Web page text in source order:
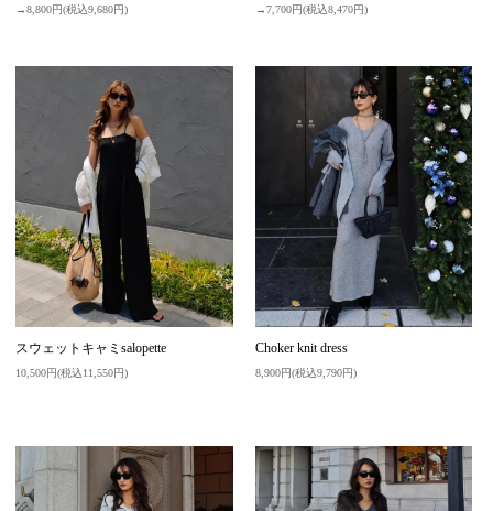
→8,800円(税込9,680円)
→7,700円(税込8,470円)
スウェットキャミsalopette
10,500円(税込11,550円)
Choker knit dress
8,900円(税込9,790円)